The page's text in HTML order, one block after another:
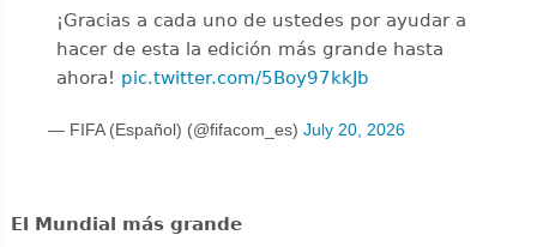
¡Gracias a cada uno de ustedes por ayudar a
hacer de esta la edición más grande hasta
ahora! pic.twitter.com/5Boy97kkJb
— FIFA (Español) (@fifacom_es) July 20, 2026
El Mundial más grande